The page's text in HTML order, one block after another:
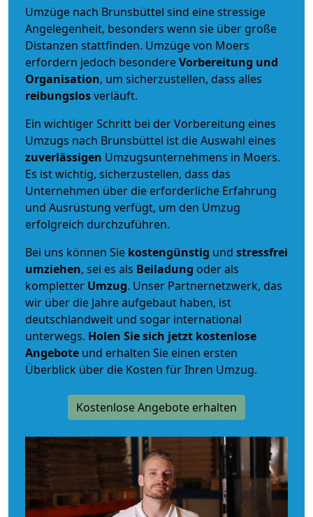
Umzüge nach Brunsbüttel sind eine stressige
Angelegenheit, besonders wenn sie über große
Distanzen stattfinden. Umzüge von Moers
erfordern jedoch besondereVorbereitung und
Organisation, um sicherzustellen, dass alles
reibungslosverläuft.
Ein wichtiger Schritt bei der Vorbereitung eines
Umzugs nach Brunsbüttel ist die Auswahl eines
zuverlässigen Umzugsunternehmens in Moers.
Es ist wichtig, sicherzustellen, dass das
Unternehmen über die erforderliche Erfahrung
und Ausrüstung verfügt, um den Umzug
erfolgreich durchzuführen.
Bei uns können Sie kostengünstig und stressfrei
umziehen, sei es als Beiladung oder als
kompletter Umzug. Unser Partnernetzwerk, das
wir über die Jahre aufgebaut haben, ist
deutschlandweit und sogar international
unterwegs. Holen Sie sich jetzt kostenlose
Angebote und erhalten Sie einen ersten
Überblick über die Kosten für Ihren Umzug.
Kostenlose Angebote erhalten